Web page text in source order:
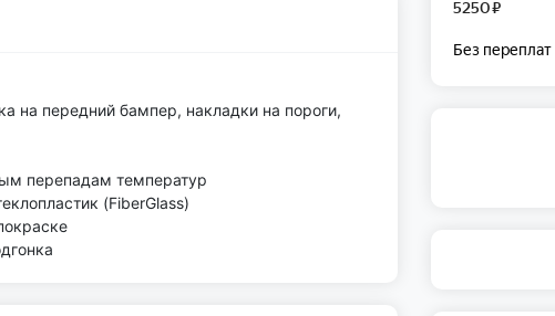
на передний бампер, накладки на пороги,
перепадам температур
(FiberGlass)